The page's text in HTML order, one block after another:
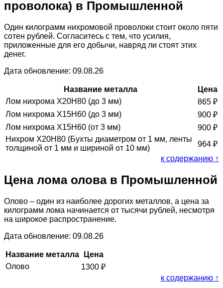
проволока) в Промышленной
Один килограмм нихромовой проволоки стоит около пяти
сотен рублей. Согласитесь с тем, что усилия,
приложенные для его добычи, навряд ли стоят этих
денег.
Дата обновление: 09.08.26
Название металла
Цена
Лом нихрома Х20Н80 (до 3 мм)
865 ₽
Лом нихрома Х15Н60 (до 3 мм)
900 ₽
Лом нихрома Х15Н60 (от 3 мм)
900 ₽
Нихром Х20Н80 (Бухты диаметром от 1 мм, ленты
толщиной от 1 мм и шириной от 10 мм)
964 ₽
к содержанию ↑
Цена лома олова в Промышленной
Олово – один из наиболее дорогих металлов, а цена за
килограмм лома начинается от тысячи рублей, несмотря
на широкое распространение.
Дата обновление: 09.08.26
Название металла
Цена
Олово
1300 ₽
к содержанию ↑